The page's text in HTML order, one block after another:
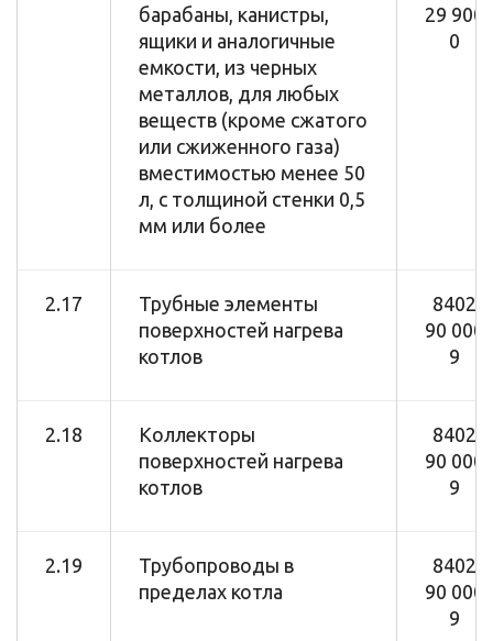
барабаны, канистры,
ящики и аналогичные
емкости, из черных
металлов, для любых
веществ (кроме сжатого
или сжиженного газа)
вместимостью менее 50
л, с толщиной стенки 0,5
мм или более
29 900
0
2.17
Трубные элементы
поверхностей нагрева
котлов
8402
90 000
9
2.18
Коллекторы
поверхностей нагрева
котлов
8402
90 000
9
2.19
Трубопроводы в
пределах котла
8402
90 000
9